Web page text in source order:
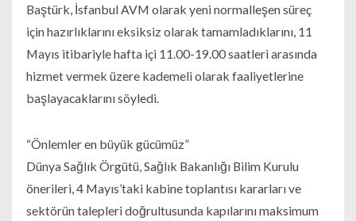
Baştürk, İsfanbul AVM olarak yeni normalleşen süreç
için hazırlıklarını eksiksiz olarak tamamladıklarını, 11
Mayıs itibariyle hafta içi 11.00-19.00 saatleri arasında
hizmet vermek üzere kademeli olarak faaliyetlerine
başlayacaklarını söyledi.
“Önlemler en büyük gücümüz”
Dünya Sağlık Örgütü, Sağlık Bakanlığı Bilim Kurulu
önerileri, 4 Mayıs’taki kabine toplantısı kararları ve
sektörün talepleri doğrultusunda kapılarını maksimum